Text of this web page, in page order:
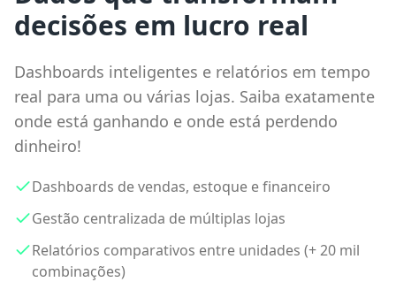
decisões em lucro real
Dashboards inteligentes e relatórios em tempo
real para uma ou várias lojas. Saiba exatamente
onde está ganhando e onde está perdendo
dinheiro!
Dashboards de vendas, estoque e financeiro
Gestão centralizada de múltiplas lojas
Relatórios comparativos entre unidades (+ 20 mil
combinações)